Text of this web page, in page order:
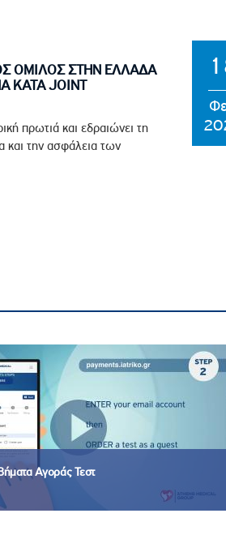
ΟΜΙΛΟΣ ΣΤΗΝ ΕΛΛΑΔΑ
ΚΑΤΑ JOINT
πρωτιά και εδραιώνει τη
και την ασφάλεια των
Αγοράς Τεστ